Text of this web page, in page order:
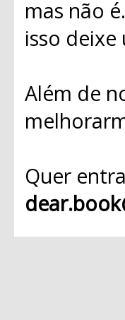
mas não
isso
Além de
Quer